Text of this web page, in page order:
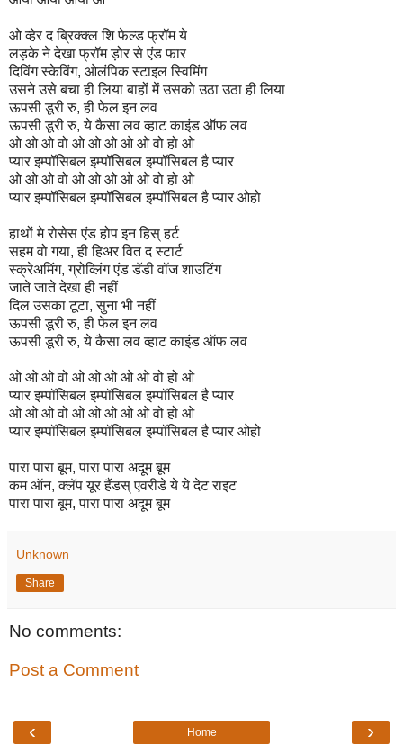
ओ व्हेर द ब्रिक्क्ल शि फेल्ड फ्रॉम ये
लड़के ने देखा फ्रॉम ड़ोर से एंड फार
दिविंग स्केविंग, ओलंपिक स्टाइल स्विमिंग
उसने उसे बचा ही लिया बाहों में उसको उठा उठा ही लिया
ऊपसी डूरी रु, ही फेल इन लव
ऊपसी डूरी रु, ये कैसा लव व्हाट काइंड ऑफ लव
ओ ओ ओ वो ओ ओ ओ ओ ओ वो हो ओ
प्यार इम्पॉसिबल इम्पॉसिबल इम्पॉसिबल है प्यार
ओ ओ ओ वो ओ ओ ओ ओ ओ वो हो ओ
प्यार इम्पॉसिबल इम्पॉसिबल इम्पॉसिबल है प्यार ओहो
हाथों मे रोसेस एंड होप इन हिस् हर्ट
सहम वो गया, ही हिअर वित द स्टार्ट
स्क्रेअमिंग, ग्रोव्लिंग एंड डॅडी वॉज शाउटिंग
जाते जाते देखा ही नहीं
दिल उसका टूटा, सुना भी नहीं
ऊपसी डूरी रु, ही फेल इन लव
ऊपसी डूरी रु, ये कैसा लव व्हाट काइंड ऑफ लव
ओ ओ ओ वो ओ ओ ओ ओ ओ वो हो ओ
प्यार इम्पॉसिबल इम्पॉसिबल इम्पॉसिबल है प्यार
ओ ओ ओ वो ओ ओ ओ ओ ओ वो हो ओ
प्यार इम्पॉसिबल इम्पॉसिबल इम्पॉसिबल है प्यार ओहो
पारा पारा बूम, पारा पारा अदूम बूम
कम ऑन, क्लॅप यूर हैंडस् एवरीडे ये ये देट राइट
पारा पारा बूम, पारा पारा अदूम बूम
Unknown
Share
No comments:
Post a Comment
‹ ›
Home